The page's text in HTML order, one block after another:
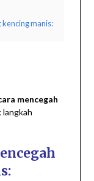
kencing manis:
mencegah
langkah